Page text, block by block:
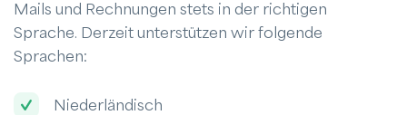
Mails und Rechnungen stets in der richtigen
Sprache. Derzeit unterstützen wir folgende
Sprachen:
Niederländisch